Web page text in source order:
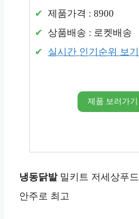
제품가격 : 8900
상품배송 : 로켓배송
실시간 인기순위 보기
제품 보러가기
냉동닭발밀키트 저세상푸
안주로 최고